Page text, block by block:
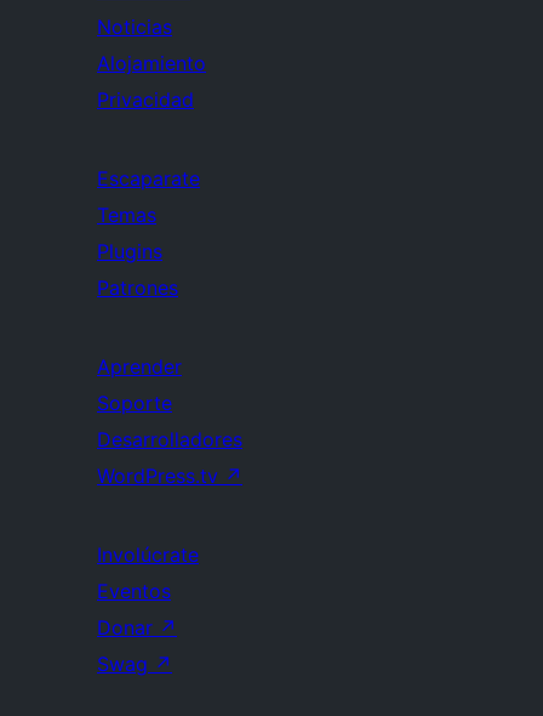
Noticias
Alojamiento
Privacidad
Escaparate
Temas
Plugins
Patrones
Aprender
Soporte
Desarrolladores
WordPress.tv ↗
Involúcrate
Eventos
Donar ↗
Swag ↗